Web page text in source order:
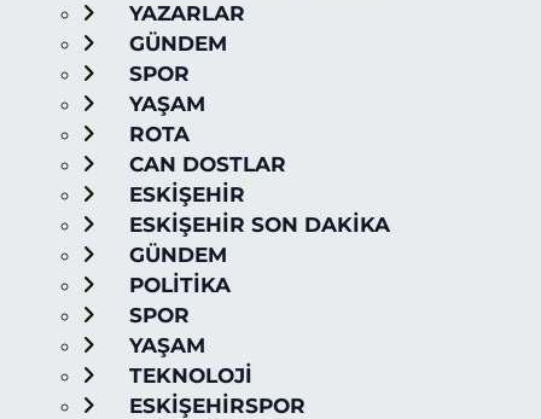
YAZARLAR
GÜNDEM
SPOR
YAŞAM
ROTA
CAN DOSTLAR
ESKİŞEHİR
ESKİŞEHİR SON DAKİKA
GÜNDEM
POLİTİKA
SPOR
YAŞAM
TEKNOLOJİ
ESKİŞEHİRSPOR